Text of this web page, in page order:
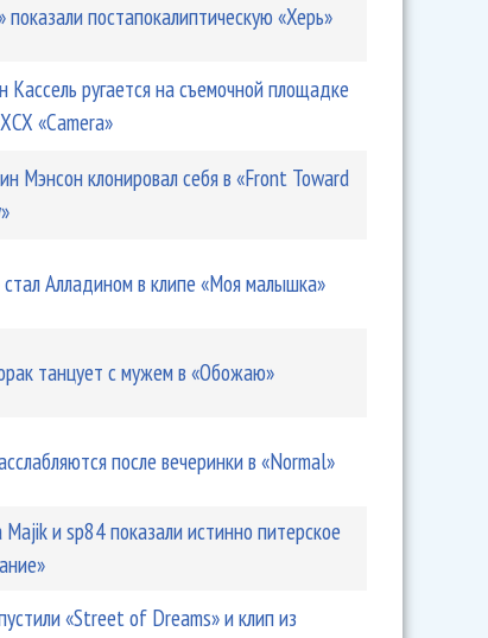
постапокалиптическую «Херь»
Кассель ругается на съемочной площадке
«Camera»
Мэнсон клонировал себя в «Front Toward
Алладином в клипе «Моя малышка»
танцует с мужем в «Обожаю»
после вечеринки в «Normal»
и sp84 показали истинно питерское
«Street of Dreams» и клип из